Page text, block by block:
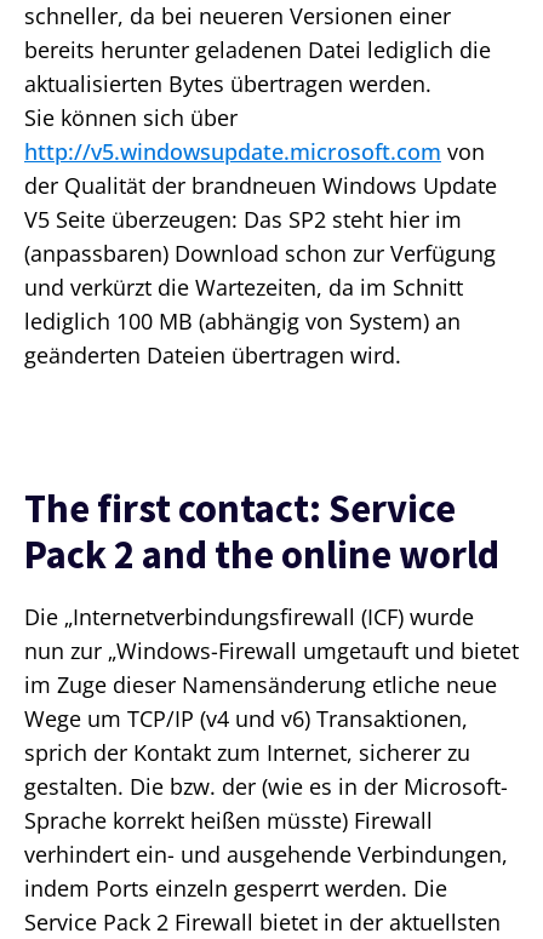
schneller, da bei neueren Versionen einer
bereits herunter geladenen Datei lediglich die
aktualisierten Bytes übertragen werden.
Sie können sich über
http://v5.windowsupdate.microsoft.com von
der Qualität der brandneuen Windows Update
V5 Seite überzeugen: Das SP2 steht hier im
(anpassbaren) Download schon zur Verfügung
und verkürzt die Wartezeiten, da im Schnitt
lediglich 100 MB (abhängig von System) an
geänderten Dateien übertragen wird.
The first contact: Service
Pack 2 and the online world
Die „Internetverbindungsfirewall (ICF) wurde
nun zur „Windows-Firewall umgetauft und bietet
im Zuge dieser Namensänderung etliche neue
Wege um TCP/IP (v4 und v6) Transaktionen,
sprich der Kontakt zum Internet, sicherer zu
gestalten. Die bzw. der (wie es in der Microsoft-
Sprache korrekt heißen müsste) Firewall
verhindert ein- und ausgehende Verbindungen,
indem Ports einzeln gesperrt werden. Die
Service Pack 2 Firewall bietet in der aktuellsten